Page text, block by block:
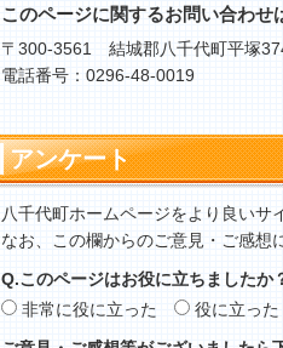
このページに関するお問い合わせ
〒300-3561 結城郡八千代町平塚
電話番号：0296-48-0019
アンケート
八千代町ホームページをより良いサ
なお、この欄からのご意見・ご感想
Q.このページはお役に立ちましたか
非常に役に立った
役に立った